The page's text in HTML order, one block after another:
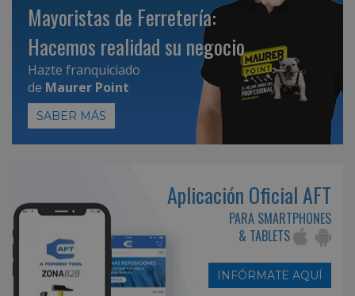
Mayoristas de Ferretería:
Hacemos realidad su negocio
Hazte franquiciado
de Maurer Point
SABER MÁS
Aplicación Oficial AFT
PARA SMARTPHONES
& TABLETS
INFÓRMATE AQUÍ